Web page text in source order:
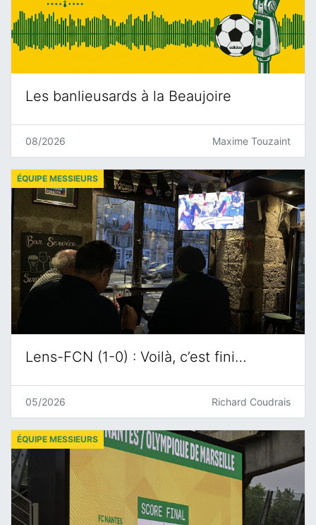
Les banlieusards à la Beaujoire
08/2026 Maxime Touzaint
Lens-FCN (1-0) : Voilà, c’est fini…
ÉQUIPE MESSIEURS
05/2026 Richard Coudrais
ÉQUIPE MESSIEURS